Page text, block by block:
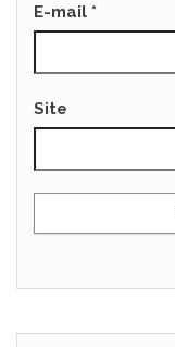
E-mail *
Site